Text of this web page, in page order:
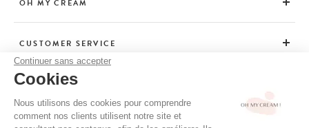
Continuer sans accepter
Cookies
Nous utilisons des cookies pour comprendre
comment nos clients utilisent notre site et
OH MY CREAM
CUSTOMER SERVICE
ADVICE